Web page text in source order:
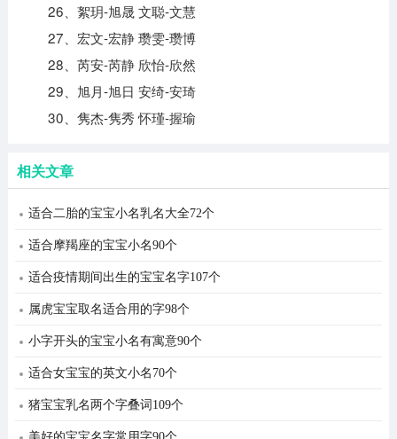
26、絮玥-旭晟 文聪-文慧
27、宏文-宏静 瓒雯-瓒博
28、芮安-芮静 欣怡-欣然
29、旭月-旭日 安绮-安琦
30、隽杰-隽秀 怀瑾-握瑜
相关文章
适合二胎的宝宝小名乳名大全72个
适合摩羯座的宝宝小名90个
适合疫情期间出生的宝宝名字107个
属虎宝宝取名适合用的字98个
小字开头的宝宝小名有寓意90个
适合女宝宝的英文小名70个
猪宝宝乳名两个字叠词109个